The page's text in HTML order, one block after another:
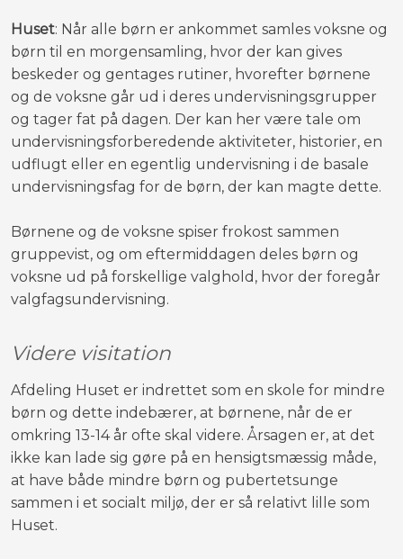
Huset: Når alle børn er ankommet samles voksne og
børn til en morgensamling, hvor der kan gives
beskeder og gentages rutiner, hvorefter børnene
og de voksne går ud i deres undervisningsgrupper
og tager fat på dagen. Der kan her være tale om
undervisningsforberedende aktiviteter, historier, en
udflugt eller en egentlig undervisning i de basale
undervisningsfag for de børn, der kan magte dette.
Børnene og de voksne spiser frokost sammen
gruppevist, og om eftermiddagen deles børn og
voksne ud på forskellige valghold, hvor der foregår
valgfagsundervisning.
Videre visitation
Afdeling Huset er indrettet som en skole for mindre
børn og dette indebærer, at børnene, når de er
omkring 13-14 år ofte skal videre. Årsagen er, at det
ikke kan lade sig gøre på en hensigtsmæssig måde,
at have både mindre børn og pubertetsunge
sammen i et socialt miljø, der er så relativt lille som
Huset.